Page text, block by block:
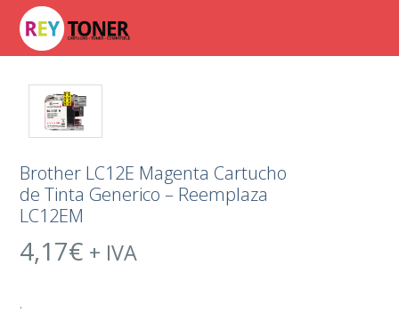
Brother LC12E Magenta Cartucho
de Tinta Generico – Reemplaza
LC12EM
4,17€ + IVA
.